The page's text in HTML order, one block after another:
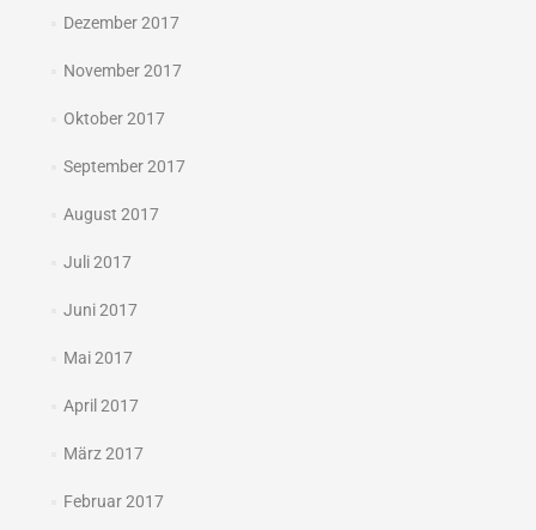
Dezember 2017
November 2017
Oktober 2017
September 2017
August 2017
Juli 2017
Juni 2017
Mai 2017
April 2017
März 2017
Februar 2017